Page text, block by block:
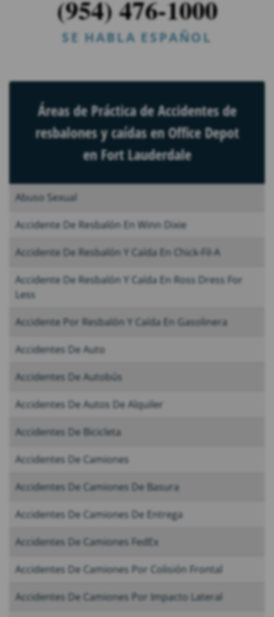
(954) 476-1000
SE HABLA ESPAÑOL
Áreas de Práctica de Accidentes de
resbalones y caídas en Office Depot
en Fort Lauderdale
Abuso Sexual
Accidente De Resbalón En Winn Dixie
Accidente De Resbalón Y Caída En Chick-Fil-A
Accidente De Resbalón Y Caída En Ross Dress For
Less
Accidente Por Resbalón Y Caída En Gasolinera
Accidentes De Auto
Accidentes De Autobús
Accidentes De Autos De Alquiler
Accidentes De Bicicleta
Accidentes De Camiones
Accidentes De Camiones De Basura
Accidentes De Camiones De Entrega
Accidentes De Camiones FedEx
Accidentes De Camiones Por Colisión Frontal
Accidentes De Camiones Por Impacto Lateral